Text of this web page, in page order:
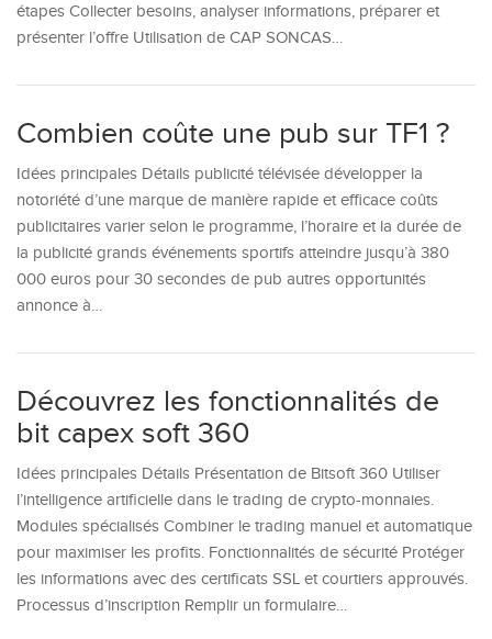
étapes Collecter besoins, analyser informations, préparer et
présenter l’offre Utilisation de CAP SONCAS…
Combien coûte une pub sur TF1 ?
Idées principales Détails publicité télévisée développer la
notoriété d’une marque de manière rapide et efficace coûts
publicitaires varier selon le programme, l’horaire et la durée de
la publicité grands événements sportifs atteindre jusqu’à 380
000 euros pour 30 secondes de pub autres opportunités
annonce à…
Découvrez les fonctionnalités de
bit capex soft 360
Idées principales Détails Présentation de Bitsoft 360 Utiliser
l’intelligence artificielle dans le trading de crypto-monnaies.
Modules spécialisés Combiner le trading manuel et automatique
pour maximiser les profits. Fonctionnalités de sécurité Protéger
les informations avec des certificats SSL et courtiers approuvés.
Processus d’inscription Remplir un formulaire…